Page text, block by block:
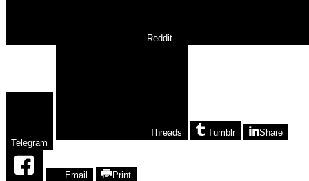
Reddit
Telegram
Threads Tumblr Share
Email Print